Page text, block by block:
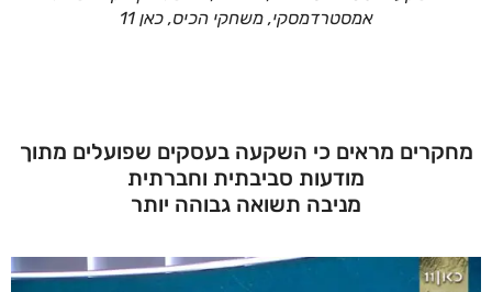
אמסטרדמסקי, משחקי הכיס, כאן 11
מחקרים מראים כי השקעה בעסקים שפועלים מתוך
מודעות סביבתית וחברתית
מניבה תשואה גבוהה יותר